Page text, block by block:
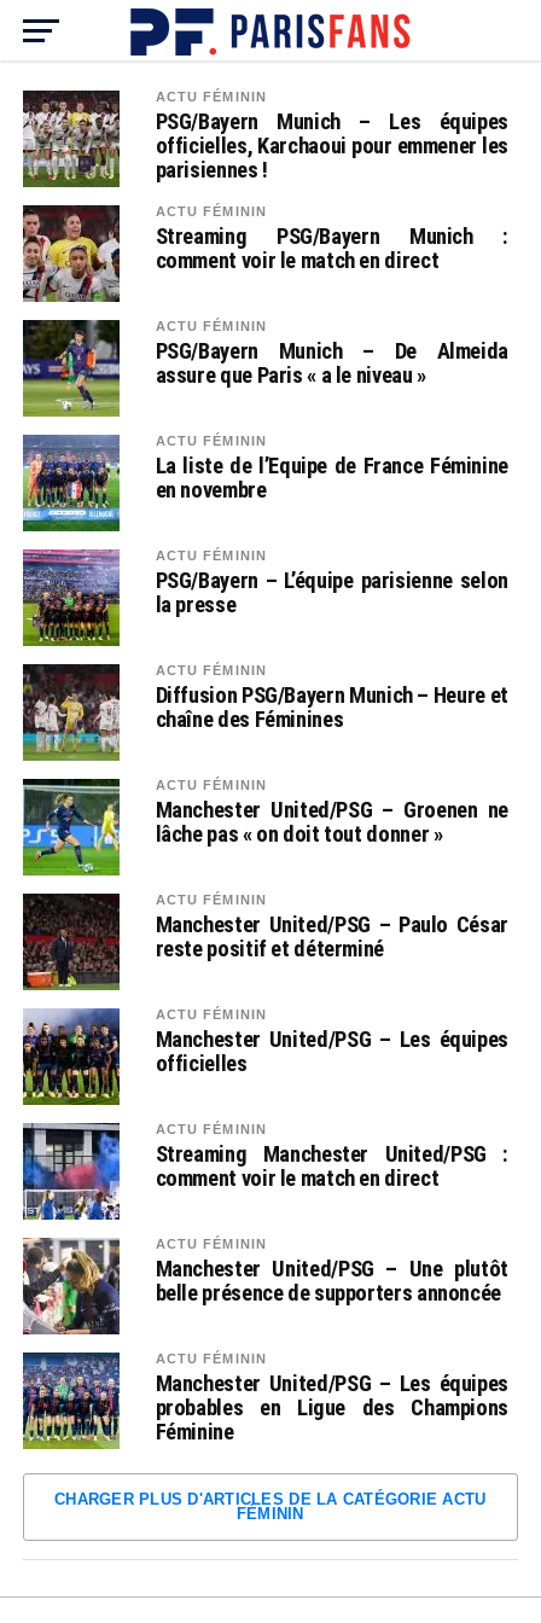
ACTU FÉMININ
PSG/Bayern Munich – Les équipes
officielles, Karchaoui pour emmener les
parisiennes !
ACTU FÉMININ
Streaming PSG/Bayern Munich :
comment voir le match en direct
ACTU FÉMININ
PSG/Bayern Munich – De Almeida
assure que Paris « a le niveau »
ACTU FÉMININ
La liste de l’Equipe de France Féminine
en novembre
ACTU FÉMININ
PSG/Bayern – L’équipe parisienne selon
la presse
ACTU FÉMININ
Diffusion PSG/Bayern Munich – Heure et
chaîne des Féminines
ACTU FÉMININ
Manchester United/PSG – Groenen ne
lâche pas « on doit tout donner »
ACTU FÉMININ
Manchester United/PSG – Paulo César
reste positif et déterminé
ACTU FÉMININ
Manchester United/PSG – Les équipes
officielles
ACTU FÉMININ
Streaming Manchester United/PSG :
comment voir le match en direct
ACTU FÉMININ
Manchester United/PSG – Une plutôt
belle présence de supporters annoncée
ACTU FÉMININ
Manchester United/PSG – Les équipes
probables en Ligue des Champions
Féminine
CHARGER PLUS D'ARTICLES DE LA CATÉGORIE ACTU
FÉMININ